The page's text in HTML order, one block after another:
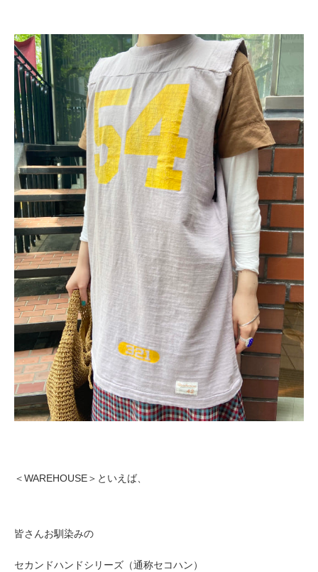
＜WAREHOUSE＞といえば、
皆さんお馴染みの
セカンドハンドシリーズ（通称セコハン）